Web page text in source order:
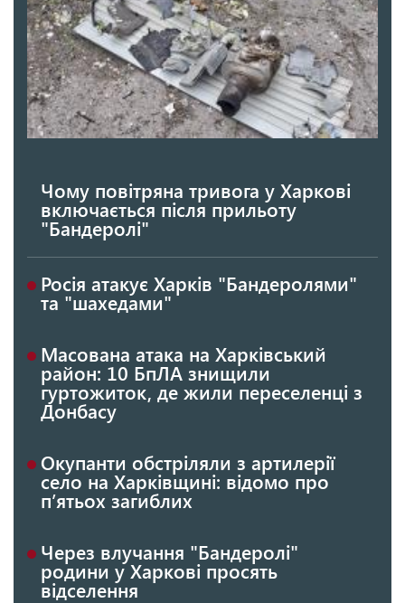
Чому повітряна тривога у Харкові
включається після прильоту
"Бандеролі"
Росія атакує Харків "Бандеролями"
та "шахедами"
Масована атака на Харківський
район: 10 БпЛА знищили
гуртожиток, де жили переселенці з
Донбасу
Окупанти обстріляли з артилерії
село на Харківщині: відомо про
п’ятьох загиблих
Через влучання "Бандеролі"
родини у Харкові просять
відселення